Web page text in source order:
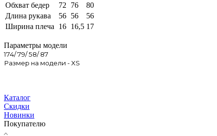
Обхват бедер
72 76
80
Длина рукава
56 56
56
Ширина плеча
16 16,5 17
Параметры модели
174/ 79/ 58/ 87
Размер на модели - XS
Каталог
Скидки
Новинки
Покупателю